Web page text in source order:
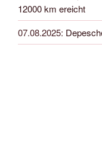
12000 km ereicht
07.08.2025: